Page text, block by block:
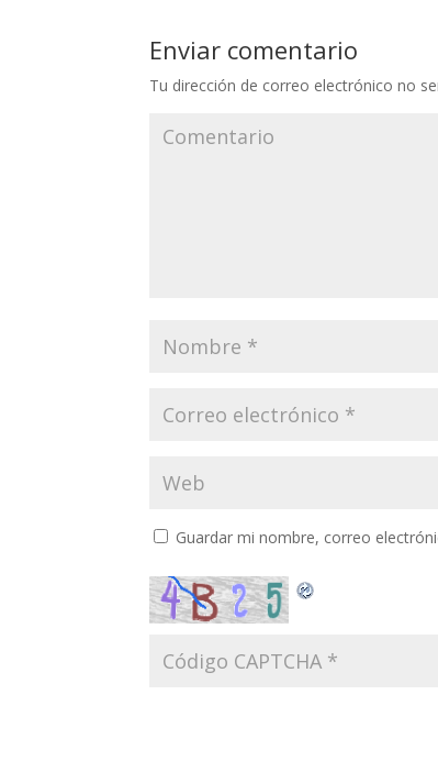
Enviar comentario
Tu dirección de correo electrónico no
Guardar mi nombre, correo